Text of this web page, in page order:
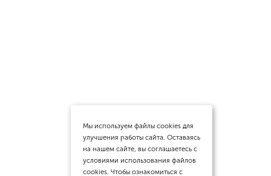
Мы используем файлы cookies для
улучшения работы сайта. Оставаясь
на нашем сайте, вы соглашаетесь с
условиями использования файлов
cookies. Чтобы ознакомиться с